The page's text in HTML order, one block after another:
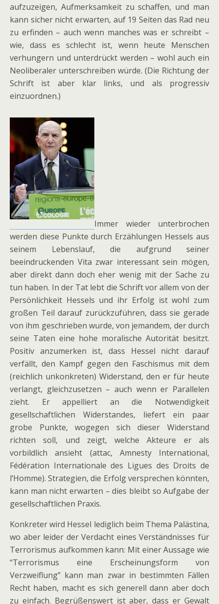
aufzuzeigen, Aufmerksamkeit zu schaffen, und man
kann sicher nicht erwarten, auf 19 Seiten das Rad neu
zu erfinden – auch wenn manches was er schreibt –
wie, dass es schlecht ist, wenn heute Menschen
verhungern und unterdrückt werden – wohl auch ein
Neoliberaler unterschreiben würde. (Die Richtung der
Schrift ist aber klar links, und als progressiv
einzuordnen.)
Immer wieder unterbrochen
werden diese Punkte durch Erzählungen Hessels aus
seinem Lebenslauf, die aufgrund seiner
beeindruckenden Vita zwar interessant sein mögen,
aber direkt dann doch eher wenig mit der Sache zu
tun haben. In der Tat lebt die Schrift vor allem von der
Persönlichkeit Hessels und ihr Erfolg ist wohl zum
großen Teil darauf zurückzuführen, dass sie gerade
von ihm geschrieben wurde, von jemandem, der durch
seine Taten eine hohe moralische Autorität besitzt.
Positiv anzumerken ist, dass Hessel nicht darauf
verfällt, den Kampf gegen den Faschismus mit dem
(reichlich unkonkreten) Widerstand, den er für heute
verlangt, gleichzusetzen – auch wenn er Parallelen
zieht. Er appelliert an die Notwendigkeit
gesellschaftlichen Widerstandes, liefert ein paar
grobe Punkte, wogegen sich dieser Widerstand
richten soll, und zeigt, welche Akteure er als
vorbildlich ansieht (attac, Amnesty International,
Fédération Internationale des Ligues des Droits de
l’Homme). Strategien, die Erfolg versprechen könnten,
kann man nicht erwarten – dies bleibt so Aufgabe der
gesellschaftlichen Praxis.
Konkreter wird Hessel lediglich beim Thema Palästina,
wo aber leider der Verdacht eines Verständnisses für
Terrorismus aufkommen kann: Mit einer Aussage wie
“Terrorismus eine Erscheinungsform von
Verzweiflung” kann man zwar in bestimmten Fällen
Recht haben, macht es sich generell dann aber doch
zu einfach. Begrüßenswert ist aber, dass er Gewalt